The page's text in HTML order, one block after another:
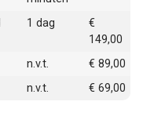
1 dag
€
149,00
n.v.t.
€ 89,00
n.v.t. € 69,00